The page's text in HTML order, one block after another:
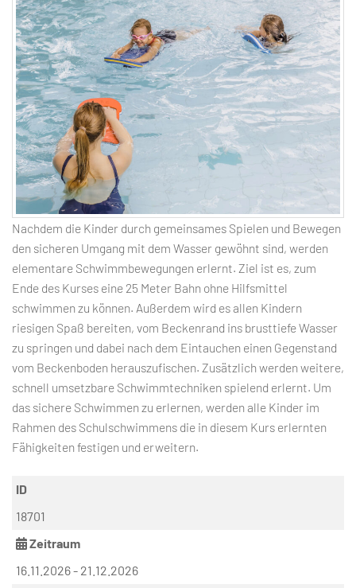
Nachdem die Kinder durch gemeinsames Spielen und Bewegen
den sicheren Umgang mit dem Wasser gewöhnt sind, werden
elementare Schwimmbewegungen erlernt. Ziel ist es, zum
Ende des Kurses eine 25 Meter Bahn ohne Hilfsmittel
schwimmen zu können. Außerdem wird es allen Kindern
riesigen Spaß bereiten, vom Beckenrand ins brusttiefe Wasser
zu springen und dabei nach dem Eintauchen einen Gegenstand
vom Beckenboden herauszufischen. Zusätzlich werden weitere,
schnell umsetzbare Schwimmtechniken spielend erlernt. Um
das sichere Schwimmen zu erlernen, werden alle Kinder im
Rahmen des Schulschwimmens die in diesem Kurs erlernten
Fähigkeiten festigen und erweitern.
ID
18701
Zeitraum
16.11.2026 - 21.12.2026